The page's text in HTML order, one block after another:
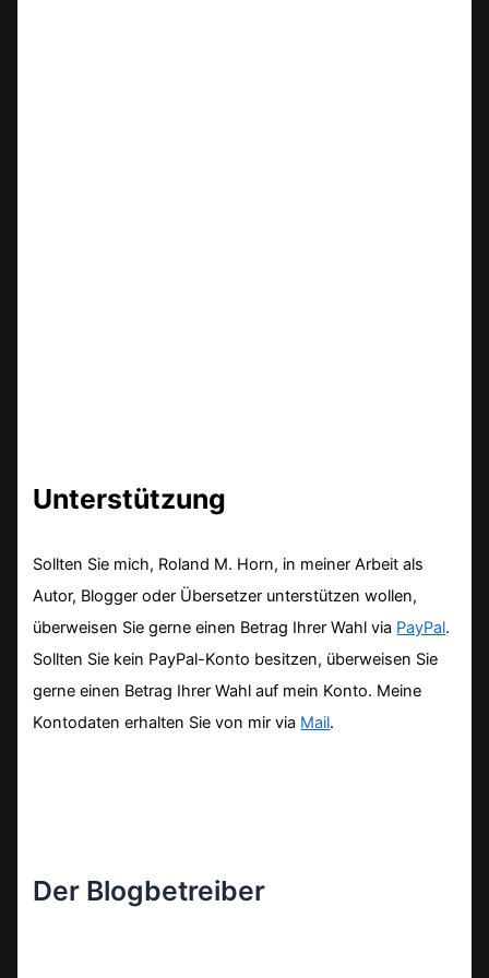
Unterstützung
Sollten Sie mich, Roland M. Horn, in meiner Arbeit als
Autor, Blogger oder Übersetzer unterstützen wollen,
überweisen Sie gerne einen Betrag Ihrer Wahl via PayPal.
Sollten Sie kein PayPal-Konto besitzen, überweisen Sie
gerne einen Betrag Ihrer Wahl auf mein Konto. Meine
Kontodaten erhalten Sie von mir via Mail.
Der Blogbetreiber